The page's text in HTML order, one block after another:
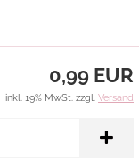
0,99 EUR
inkl. 19% MwSt. zzgl. Versand